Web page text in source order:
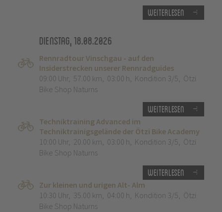
Weiterlesen
Dienstag, 18.08.2026
Rennradtour Vinschgau - auf den
Insiderstrecken unserer Rennradguides
09:00 Uhr, 57.00 km, 03:00 h, Kondition 3/5, Ötzi
Bike Shop Naturns
Weiterlesen
Techniktraining Advanced im
Techniktrainigsgelände der Ötzi Bike Academy
10:00 Uhr, 20.00 km, 03:00 h, Kondition 3/5, Ötzi
Bike Shop Naturns
Weiterlesen
Zur kleinen und urigen Alt- Alm
10:30 Uhr, 35.00 km, 04:00 h, Kondition 3/5, Ötzi
Bike Shop Naturns